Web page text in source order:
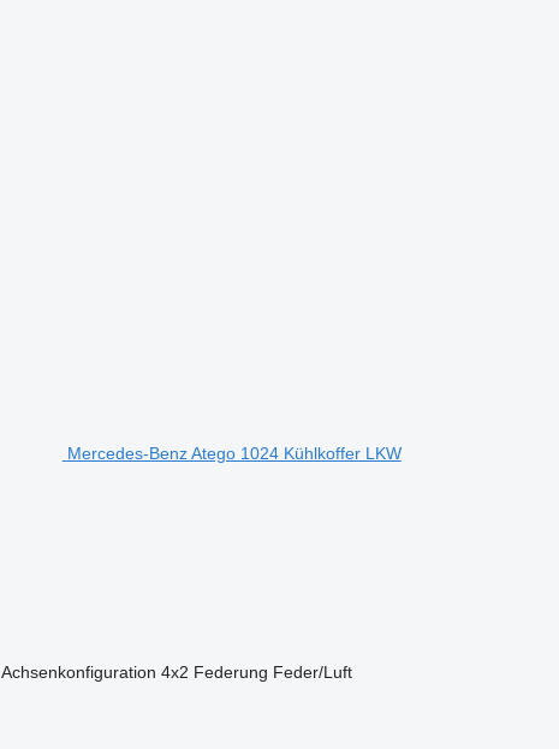
Mercedes-Benz Atego 1024 Kühlkoffer LKW
Achsenkonfiguration 4x2 Federung Feder/Luft